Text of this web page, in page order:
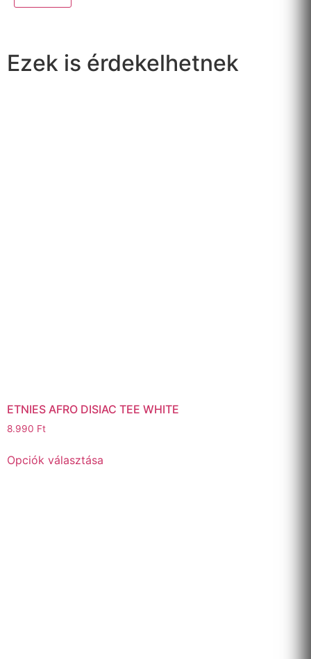
Ezek is érdekelhetnek
ETNIES AFRO DISIAC TEE WHITE
8.990 Ft
Opciók választása